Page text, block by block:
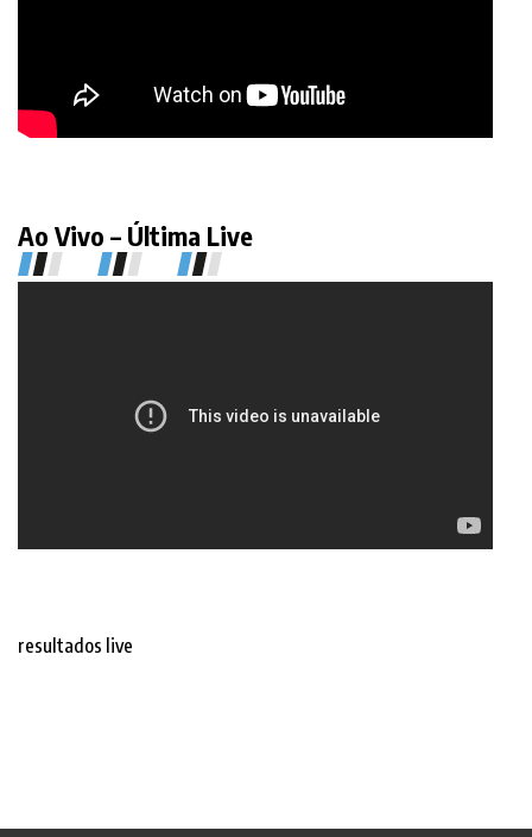
Ao Vivo – Última Live
resultados live